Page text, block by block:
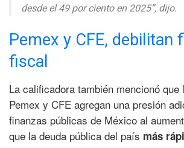
desde el 49 por ciento en 2025”, dijo.
Pemex y CFE, debilitan
fiscal
La calificadora también mencionó que
Pemex y CFE agregan una presión
finanzas públicas de México al
que la deuda pública del país más